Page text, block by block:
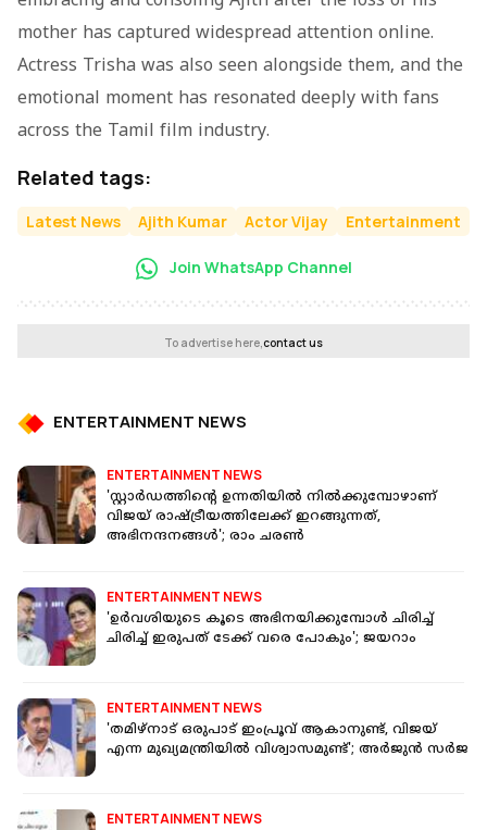
mother has captured widespread attention online.
Actress Trisha was also seen alongside them, and the
emotional moment has resonated deeply with fans
across the Tamil film industry.
Related tags:
Latest News Ajith Kumar Actor Vijay Entertainment
Join WhatsApp Channel
To advertise here,contact us
ENTERTAINMENT NEWS
ENTERTAINMENT NEWS
'സ്റ്റാർഡത്തിന്റെ ഉന്നതിയിൽ നിൽക്കുമ്പോഴാണ്
വിജയ് രാഷ്ട്രീയത്തിലേക്ക് ഇറങ്ങുന്നത്,
അഭിനന്ദനങ്ങൾ'; രാം ചരൺ
ENTERTAINMENT NEWS
'ഉര്‍വശിയുടെ കൂടെ അഭിനയിക്കുമ്പോള്‍ ചിരിച്ച്
ചിരിച്ച് ഇരുപത് ടേക്ക് വരെ പോകും'; ജയറാം
ENTERTAINMENT NEWS
'തമിഴ്‌നാട് ഒരുപാട് ഇംപ്രൂവ് ആകാനുണ്ട്, വിജയ്
എന്ന മുഖ്യമന്ത്രിയില്‍ വിശ്വാസമുണ്ട്'; അര്‍ജുന്‍ സര്‍ജ
ENTERTAINMENT NEWS